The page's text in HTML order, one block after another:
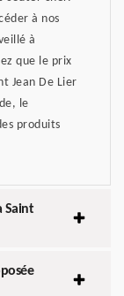
à nos
à
que le prix
Jean De Lier
le
produits
Saint